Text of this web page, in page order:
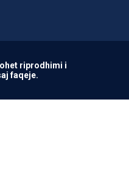
riprodhimi i
faqeje.